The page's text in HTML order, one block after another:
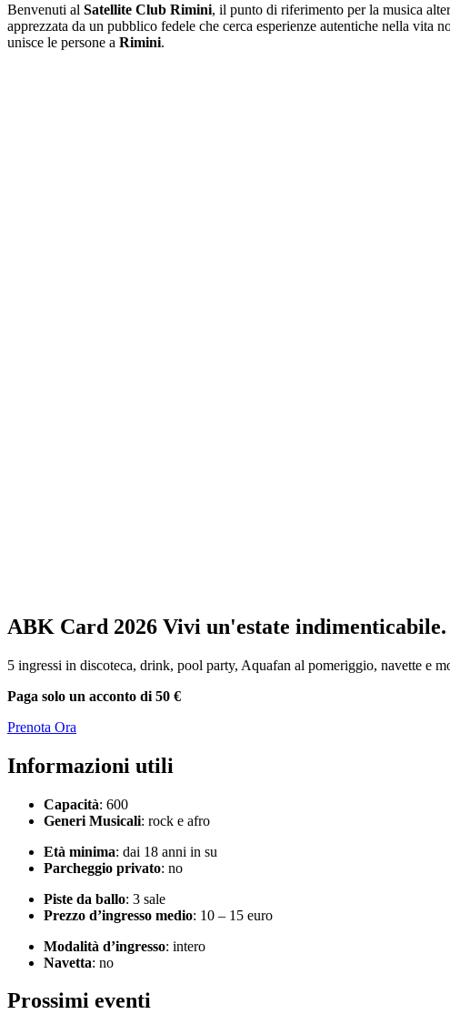
Benvenuti al Satellite Club Rimini, il punto di riferimento per la musica
apprezzata da un pubblico fedele che cerca esperienze autentiche nella vita
unisce le persone a Rimini.
ABK Card 2026 Vivi un'estate indimenticabile.
5 ingressi in discoteca, drink, pool party, Aquafan al pomeriggio, navette e
Paga solo un acconto di 50 €
Prenota Ora
Informazioni utili
Capacità: 600
Generi Musicali: rock e afro
Età minima: dai 18 anni in su
Parcheggio privato: no
Piste da ballo: 3 sale
Prezzo d’ingresso medio: 10 – 15 euro
Modalità d’ingresso: intero
Navetta: no
Prossimi eventi